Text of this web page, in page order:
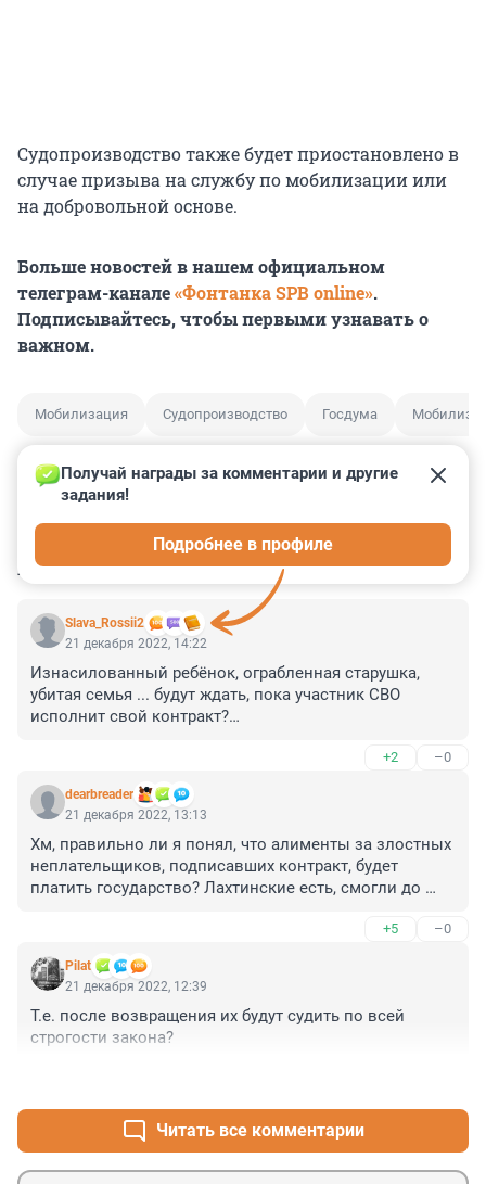
Судопроизводство также будет приостановлено в
случае призыва на службу по мобилизации или
на добровольной основе.
Больше новостей в нашем официальном
телеграм-канале«Фонтанка SPB online».
Подписывайтесь, чтобы первыми узнавать о
важном.
Мобилизация Судопроизводство Госдума
КОММЕНТАРИИ 9
Slava_Rossii2
Получай награды за комментарии и другие
задания!
Подробнее в профиле
21 декабря 2022, 14:22
Изнасилованный ребёнок, ограбленная старушка,
убитая семья ... будут ждать, пока участник СВО
исполнит свой контракт?
+2 –0
dearbreader
21 декабря 2022, 13:13
Хм, правильно ли я понял, что алименты за злостных
неплательщиков, подписавших контракт, будет
платить государство? Лахтинские есть, смогли до
+5 –0
Pilat
21 декабря 2022, 12:39
Т.е. после возвращения их будут судить по всей
строгости закона?
Читать все комментарии